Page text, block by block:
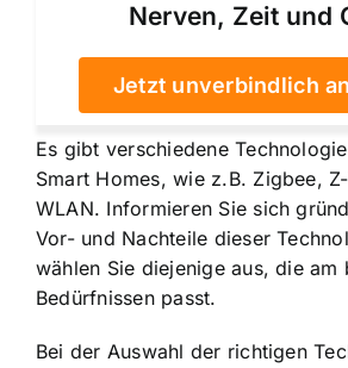
Nerven, Zeit und
Jetzt unverbindlich
Es gibt verschiedene
Smart Homes, wie z.B. Zigbee,
WLAN. Informieren Sie sich
Vor- und Nachteile dieser
wählen Sie diejenige aus, die am
Bedürfnissen passt.
Bei der Auswahl der richtigen